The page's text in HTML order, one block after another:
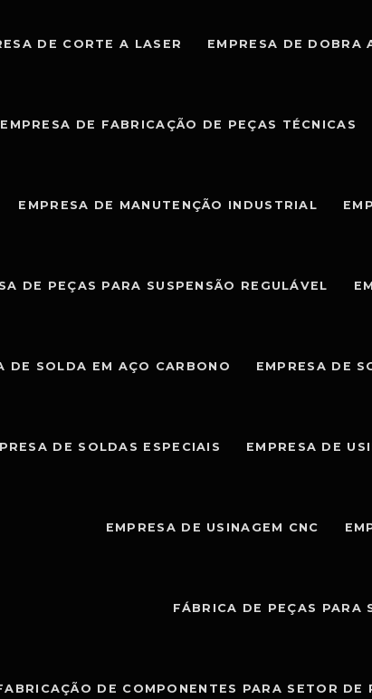
DE CORTE A LASER EMPRESA DE DOBRA
EMPRESA DE FABRICAÇÃO DE PEÇAS TÉCNICAS
EMPRESA DE MANUTENÇÃO INDUSTRIAL
DE PEÇAS PARA SUSPENSÃO REGULÁVEL
DE SOLDA EM AÇO CARBONO EMPRESA DE
DE SOLDAS ESPECIAIS EMPRESA DE
EMPRESA DE USINAGEM CNC
FÁBRICA DE PEÇAS PARA
DE COMPONENTES PARA SETOR DE